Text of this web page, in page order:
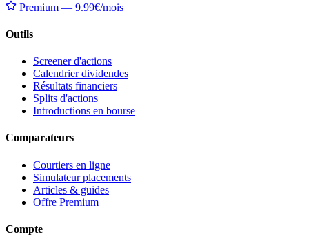
Premium — 9.99€/mois
Outils
Screener d'actions
Calendrier dividendes
Résultats financiers
Splits d'actions
Introductions en bourse
Comparateurs
Courtiers en ligne
Simulateur placements
Articles & guides
Offre Premium
Compte